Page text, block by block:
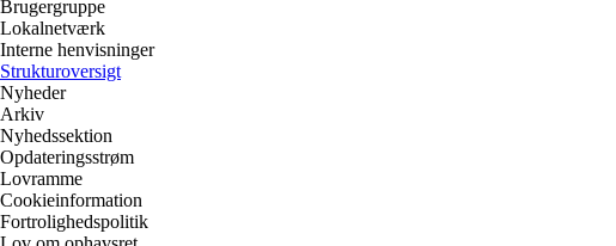
Brugergruppe
Lokalnetværk
Interne henvisninger
Strukturoversigt
Nyheder
Arkiv
Nyhedssektion
Opdateringsstrøm
Lovramme
Cookieinformation
Fortrolighedspolitik